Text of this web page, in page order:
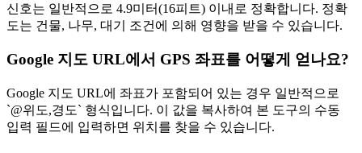
신호는 일반적으로 4.9미터(16피트) 이내로 정확합니다. 정확
도는 건물, 나무, 대기 조건에 의해 영향을 받을 수 있습니다.
Google 지도 URL에서 GPS 좌표를 어떻게 얻나요?
Google 지도 URL에 좌표가 포함되어 있는 경우 일반적으로
`@위도,경도` 형식입니다. 이 값을 복사하여 본 도구의 수동
입력 필드에 입력하면 위치를 찾을 수 있습니다.